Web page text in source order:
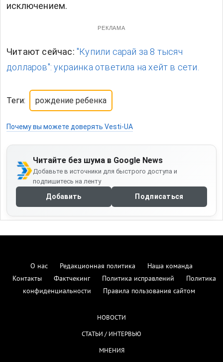
исключением.
РЕКЛАМА
Читают сейчас: "Купили сарай за 8 тысяч
долларов": украинка ответила на хейт в сети.
Теги: рождение ребенка
Почему вы можете доверять Vesti-UA
Читайте без шума в Google News
Добавьте в источники для быстрого доступа и
подпишитесь на ленту
Добавить Подписаться
О нас Редакционная политика
Наша команда
Контакты
Фактчекинг Политика исправлений
Политика
конфиденциальности
Правила пользования сайтом
НОВОСТИ
СТАТЬИ / ИНТЕРВЬЮ
МНЕНИЯ